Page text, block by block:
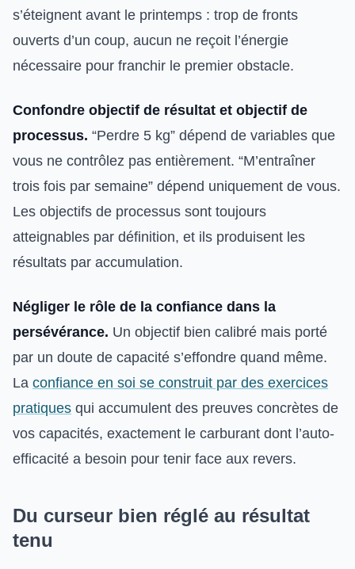
s’éteignent avant le printemps : trop de fronts
ouverts d’un coup, aucun ne reçoit l’énergie
nécessaire pour franchir le premier obstacle.
Confondre objectif de résultat et objectif de
processus. “Perdre 5 kg” dépend de variables que
vous ne contrôlez pas entièrement. “M’entraîner
trois fois par semaine” dépend uniquement de vous.
Les objectifs de processus sont toujours
atteignables par définition, et ils produisent les
résultats par accumulation.
Négliger le rôle de la confiance dans la
persévérance. Un objectif bien calibré mais porté
par un doute de capacité s’effondre quand même.
La confiance en soi se construit par des exercices
pratiques qui accumulent des preuves concrètes de
vos capacités, exactement le carburant dont l’auto-
efficacité a besoin pour tenir face aux revers.
Du curseur bien réglé au résultat
tenu